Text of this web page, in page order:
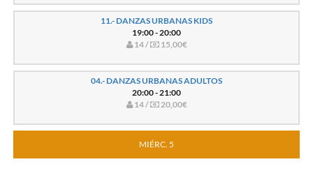
11.- DANZAS URBANAS KIDS
19:00 - 20:00
14 /
15,00€
04.- DANZAS URBANAS ADULTOS
20:00 - 21:00
14 /
20,00€
MIÉRC. 5